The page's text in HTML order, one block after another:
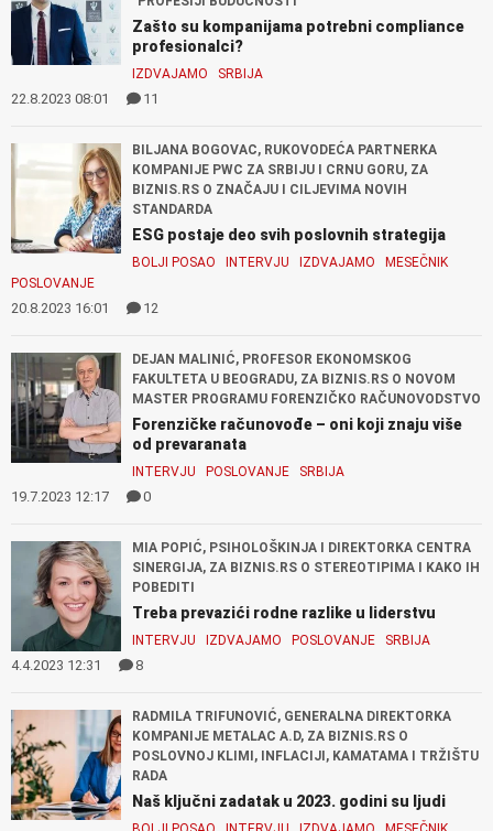
Zašto su kompanijama potrebni compliance
profesionalci?
IZDVAJAMO SRBIJA
22.8.2023 08:01 11
BILJANA BOGOVAC, RUKOVODEĆA PARTNERKA
KOMPANIJE PWC ZA SRBIJU I CRNU GORU, ZA
BIZNIS.RS O ZNAČAJU I CILJEVIMA NOVIH
STANDARDA
ESG postaje deo svih poslovnih strategija
BOLJI POSAO INTERVJU IZDVAJAMO
MESEČNIK
POSLOVANJE
20.8.2023 16:01 12
DEJAN MALINIĆ, PROFESOR EKONOMSKOG
FAKULTETA U BEOGRADU, ZA BIZNIS.RS O NOVOM
MASTER PROGRAMU FORENZIČKO RAČUNOVODSTVO
Forenzičke računovođe – oni koji znaju više
od prevaranata
INTERVJU POSLOVANJE SRBIJA
19.7.2023 12:17 0
MIA POPIĆ, PSIHOLOŠKINJA I DIREKTORKA CENTRA
SINERGIJA, ZA BIZNIS.RS O STEREOTIPIMA I KAKO IH
POBEDITI
Treba prevazići rodne razlike u liderstvu
INTERVJU IZDVAJAMO POSLOVANJE SRBIJA
4.4.2023 12:31 8
RADMILA TRIFUNOVIĆ, GENERALNA DIREKTORKA
KOMPANIJE METALAC A.D, ZA BIZNIS.RS O
POSLOVNOJ KLIMI, INFLACIJI, KAMATAMA I TRŽIŠTU
RADA
Naš ključni zadatak u 2023. godini su ljudi